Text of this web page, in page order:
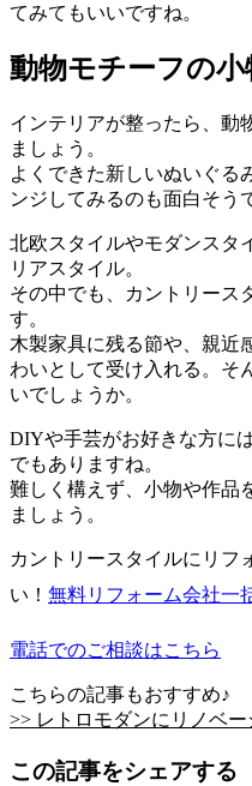
てみてもいいですね。
動物モチーフの小
インテリアが整ったら、動
ましょう。
よくできた新しいぬいぐる
ンジしてみるのも面白そう
北欧スタイルやモダンスタ
リアスタイル。
その中でも、カントリース
す。
木製家具に残る節や、親近
わいとして受け入れる。そ
いでしょうか。
DIYや手芸がお好きな方に
でもありますね。
難しく構えず、小物や作品
ましょう。
カントリースタイルにリフ
い！ 無料リフォーム会社一
電話でのご相談はこちら
こちらの記事もおすすめ♪
>> レトロモダンにリノベ
この記事をシェアする